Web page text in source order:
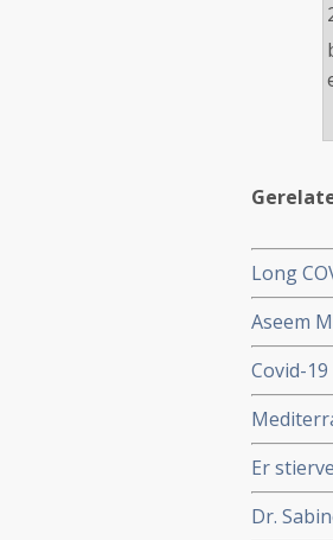
Long
Aseem
Covid
jarige
Covid-
Er
Dr.